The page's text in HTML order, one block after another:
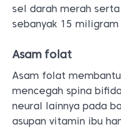
sel darah merah
sebanyak 15 miligram
Asam folat
Asam folat
mencegah spina
neural lainnya pada
asupan vitamin ibu